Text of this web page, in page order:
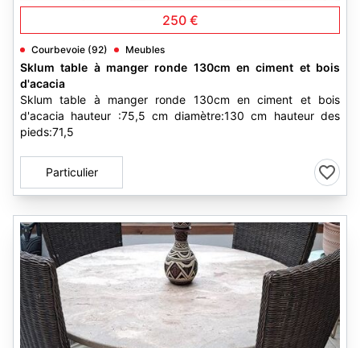
250 €
Courbevoie (92) Meubles
Sklum table à manger ronde 130cm en ciment et bois
d'acacia
Sklum table à manger ronde 130cm en ciment et bois
d'acacia hauteur :75,5 cm diamètre:130 cm hauteur des
pieds:71,5
Particulier